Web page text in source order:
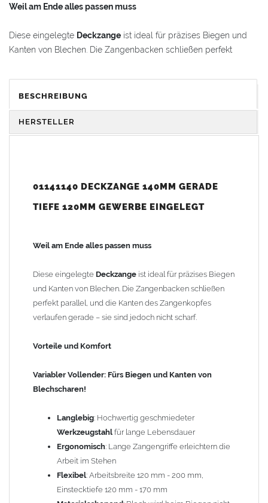
Weil am Ende alles passen muss
Diese eingelegte Deckzange ist ideal für präzises Biegen und
Kanten von Blechen. Die Zangenbacken schließen perfekt
sie sind jedoch nicht scharf.
Vorteile und Komfort
Variabler Vollender: Fürs Biegen und Kanten von Blechscharen!
Ergonomisch
: Lange Zangengriffe erleichtern die Arbeit
im Stehen
Materialschonend: Blech wird beim Biegen nicht
Einfach: Abgerundete Griffenden für komfortables
Arbeiten
BESCHREIBUNG
HERSTELLER
01141140 DECKZANGE 140MM GERADE
TIEFE 120MM GEWERBE EINGELEGT
Weil am Ende alles passen muss
Diese eingelegte Deckzange ist ideal für präzises Biegen
und Kanten von Blechen. Die Zangenbacken schließen
perfekt parallel, und die Kanten des Zangenkopfes
verlaufen gerade – sie sind jedoch nicht scharf.
Vorteile und Komfort
Variabler Vollender: Fürs Biegen und Kanten von
Blechscharen!
Langlebig: Hochwertig geschmiedeter
Werkzeugstahl für lange Lebensdauer
Ergonomisch: Lange Zangengriffe erleichtern die
Arbeit im Stehen
Flexibel: Arbeitsbreite 120 mm - 200 mm,
Einstecktiefe 120 mm - 170 mm